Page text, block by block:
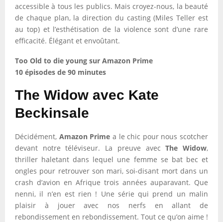
accessible à tous les publics. Mais croyez-nous, la beauté
de chaque plan, la direction du casting (Miles Teller est
au top) et l’esthétisation de la violence sont d’une rare
efficacité. Élégant et envoûtant.
Too Old to die young sur Amazon Prime
10 épisodes de 90 minutes
The Widow avec Kate
Beckinsale
Décidément, Amazon Prime a le chic pour nous scotcher
devant notre téléviseur. La preuve avecThe Widow,
thriller haletant dans lequel une femme se bat bec et
ongles pour retrouver son mari, soi-disant mort dans un
crash d’avion en Afrique trois années auparavant. Que
nenni, il n’en est rien ! Une série qui prend un malin
plaisir à jouer avec nos nerfs en allant de
rebondissement en rebondissement. Tout ce qu’on aime !